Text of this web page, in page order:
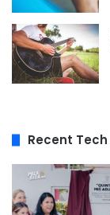
Recent Tech